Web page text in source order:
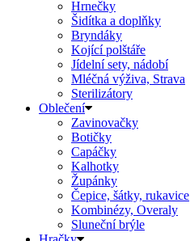
Hrnečky
Šidítka a doplňky
Bryndáky
Kojící polštáře
Jídelní sety, nádobí
Mléčná výživa, Strava
Sterilizátory
Oblečení
Zavinovačky
Botičky
Capáčky
Kalhotky
Župánky
Čepice, šátky, rukavice
Kombinézy, Overaly
Sluneční brýle